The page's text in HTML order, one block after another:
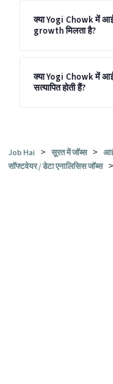
क्या Yogi Chowk में
growth मिलता है?
क्या Yogi Chowk में
सत्यापित होती हैं?
Job Hai > सूरत में जॉब्स >
सॉफ्टवेयर / डेटा एनालिसिस जॉब्स >